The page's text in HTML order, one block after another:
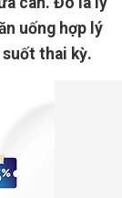
uống hợp lý
thai kỳ.